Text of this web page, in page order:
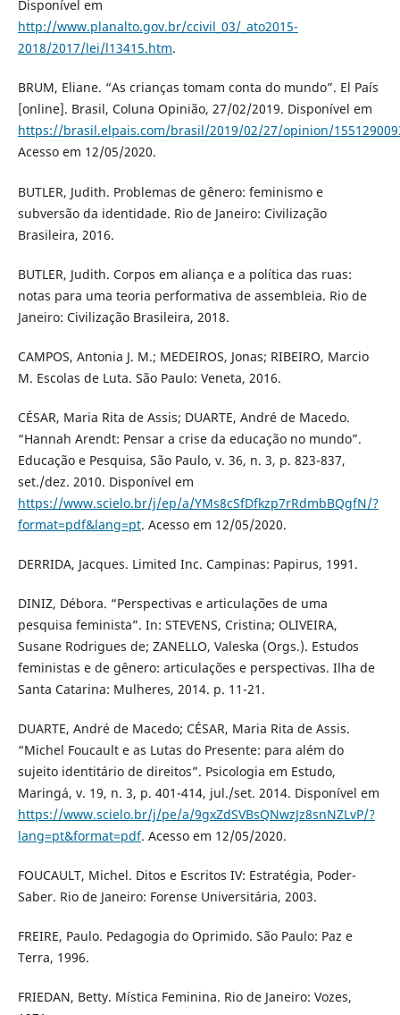
Disponível em
http://www.planalto.gov.br/ccivil_03/_ato2015-
2018/2017/lei/l13415.htm.
BRUM, Eliane. “As crianças tomam conta do mundo”. El País
[online]. Brasil, Coluna Opinião, 27/02/2019. Disponível em
https://brasil.elpais.com/brasil/2019/02/27/opinion/
Acesso em 12/05/2020.
BUTLER, Judith. Problemas de gênero: feminismo e
subversão da identidade. Rio de Janeiro: Civilização
Brasileira, 2016.
BUTLER, Judith. Corpos em aliança e a política das ruas:
notas para uma teoria performativa de assembleia. Rio de
Janeiro: Civilização Brasileira, 2018.
CAMPOS, Antonia J. M.; MEDEIROS, Jonas; RIBEIRO, Marcio
M. Escolas de Luta. São Paulo: Veneta, 2016.
CÉSAR, Maria Rita de Assis; DUARTE, André de Macedo.
“Hannah Arendt: Pensar a crise da educação no mundo”.
Educação e Pesquisa, São Paulo, v. 36, n. 3, p. 823-837,
set./dez. 2010. Disponível em
https://www.scielo.br/j/ep/a/YMs8cSfDfkzp7rRdmbBQgfN/?
format=pdf&lang=pt. Acesso em 12/05/2020.
DERRIDA, Jacques. Limited Inc. Campinas: Papirus, 1991.
DINIZ, Débora. “Perspectivas e articulações de uma
pesquisa feminista”. In: STEVENS, Cristina; OLIVEIRA,
Susane Rodrigues de; ZANELLO, Valeska (Orgs.). Estudos
feministas e de gênero: articulações e perspectivas. Ilha de
Santa Catarina: Mulheres, 2014. p. 11-21.
DUARTE, André de Macedo; CÉSAR, Maria Rita de Assis.
“Michel Foucault e as Lutas do Presente: para além do
sujeito identitário de direitos”. Psicologia em Estudo,
Maringá, v. 19, n. 3, p. 401-414, jul./set. 2014. Disponível em
https://www.scielo.br/j/pe/a/9gxZdSVBsQNwzJz8snNZLvP/?
lang=pt&format=pdf. Acesso em 12/05/2020.
FOUCAULT, Michel. Ditos e Escritos IV: Estratégia, Poder-
Saber. Rio de Janeiro: Forense Universitária, 2003.
FREIRE, Paulo. Pedagogia do Oprimido. São Paulo: Paz e
Terra, 1996.
FRIEDAN, Betty. Mística Feminina. Rio de Janeiro: Vozes,